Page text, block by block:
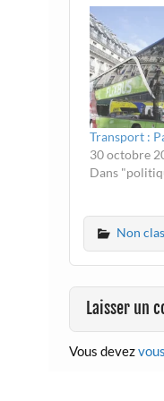
Transport :
30 octobre
Dans
Non
Laisser un
Vous devez